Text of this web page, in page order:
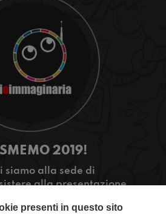
2019!
siamo alla sede di
alla presentazione
interviste al grande BOSS di
presenti in questo sito